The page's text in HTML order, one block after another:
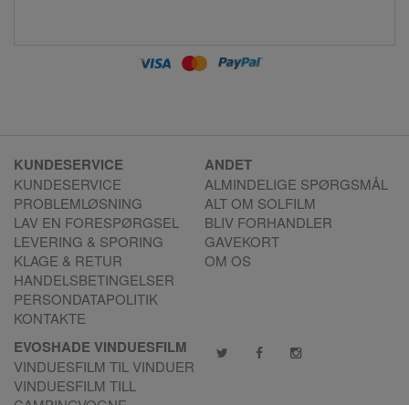
KUNDESERVICE
KUNDESERVICE
PROBLEMLØSNING
LAV EN FORESPØRGSEL
LEVERING & SPORING
KLAGE & RETUR
HANDELSBETINGELSER
PERSONDATAPOLITIK
KONTAKTE
ANDET
ALMINDELIGE SPØRGSMÅL
ALT OM SOLFILM
BLIV FORHANDLER
GAVEKORT
OM OS
EVOSHADE VINDUESFILM
VINDUESFILM TIL VINDUER
VINDUESFILM TILL